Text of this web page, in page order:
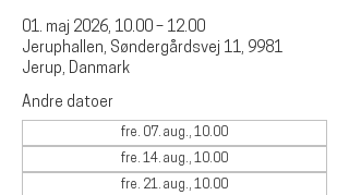
01. maj 2026, 10.00 – 12.00
Jeruphallen, Søndergårdsvej 11, 9981
Jerup, Danmark
Andre datoer
fre. 07. aug., 10.00
fre. 14. aug., 10.00
fre. 21. aug., 10.00